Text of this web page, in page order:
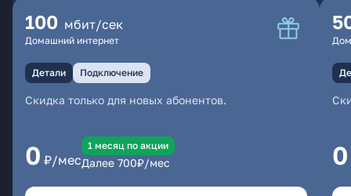
100 мбит/сек
Домашний интернет
Детали Подключение
Скидка только для новых абонентов.
0 ₽/мес
1 месяц по акции
Далее 700₽/мес 0